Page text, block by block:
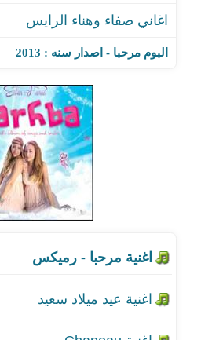
البوم مرحبا - اصدار سنه : 2013
اغنية مرحبا - رميكس
اغنية عيد ميلاد سعيد
اغنية شطح شطح
اغنية Parc
اغنية مرحبا